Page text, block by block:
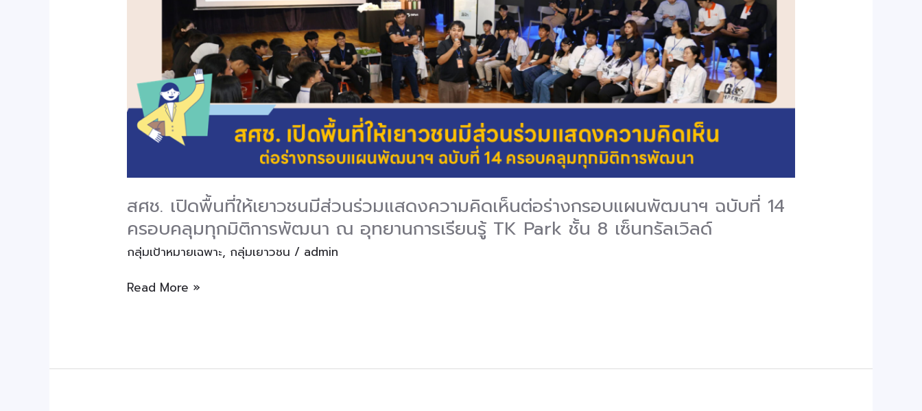
สศช. เปิดพื้นที่ให้เยาวชนมีส่วนร่วมแสดงความคิดเห็นต่อร่างกรอบแผนพัฒนาฯ ฉบับที่ 14
ครอบคลุมทุกมิติการพัฒนา ณ อุทยานการเรียนรู้ TK Park ชั้น 8 เซ็นทรัลเวิลด์
กลุ่มเป้าหมายเฉพาะ, กลุ่มเยาวชน / admin
กรอบ
แผน
พัฒนาฯ
ฉบับ
14
ทุก
มิติ
การ
ณ
รู้
Read More »